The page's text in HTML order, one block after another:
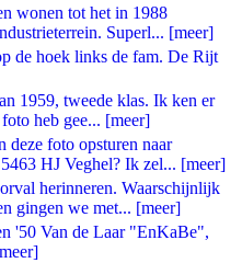
wonen tot het in 1988
Superl... [meer]
de hoek links de fam. De Rijt
1959, tweede klas. Ik ken er
heb gee... [meer]
deze foto opsturen naar
HJ Veghel? Ik zel... [meer]
herinneren. Waarschijnlijk
gingen we met... [meer]
'50 Van de Laar "EnKaBe",